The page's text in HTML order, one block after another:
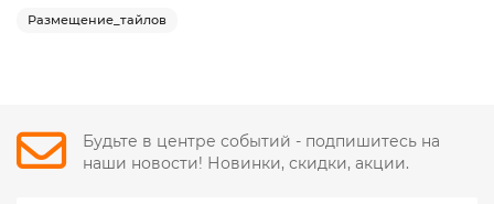
Размещение_тайлов
Будьте в центре событий - подпишитесь на
наши новости! Новинки, скидки, акции.